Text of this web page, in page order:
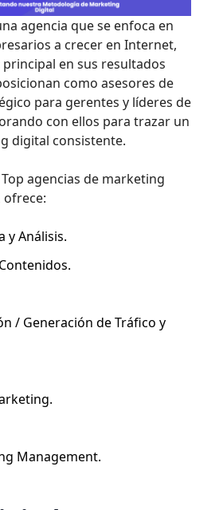
agencia que se enfoca en
a crecer en Internet,
en sus resultados
como asesores de
para gerentes y líderes de
con ellos para trazar un
digital consistente.
agencias de marketing
y Análisis.
/ Generación de Tráfico y
Management.